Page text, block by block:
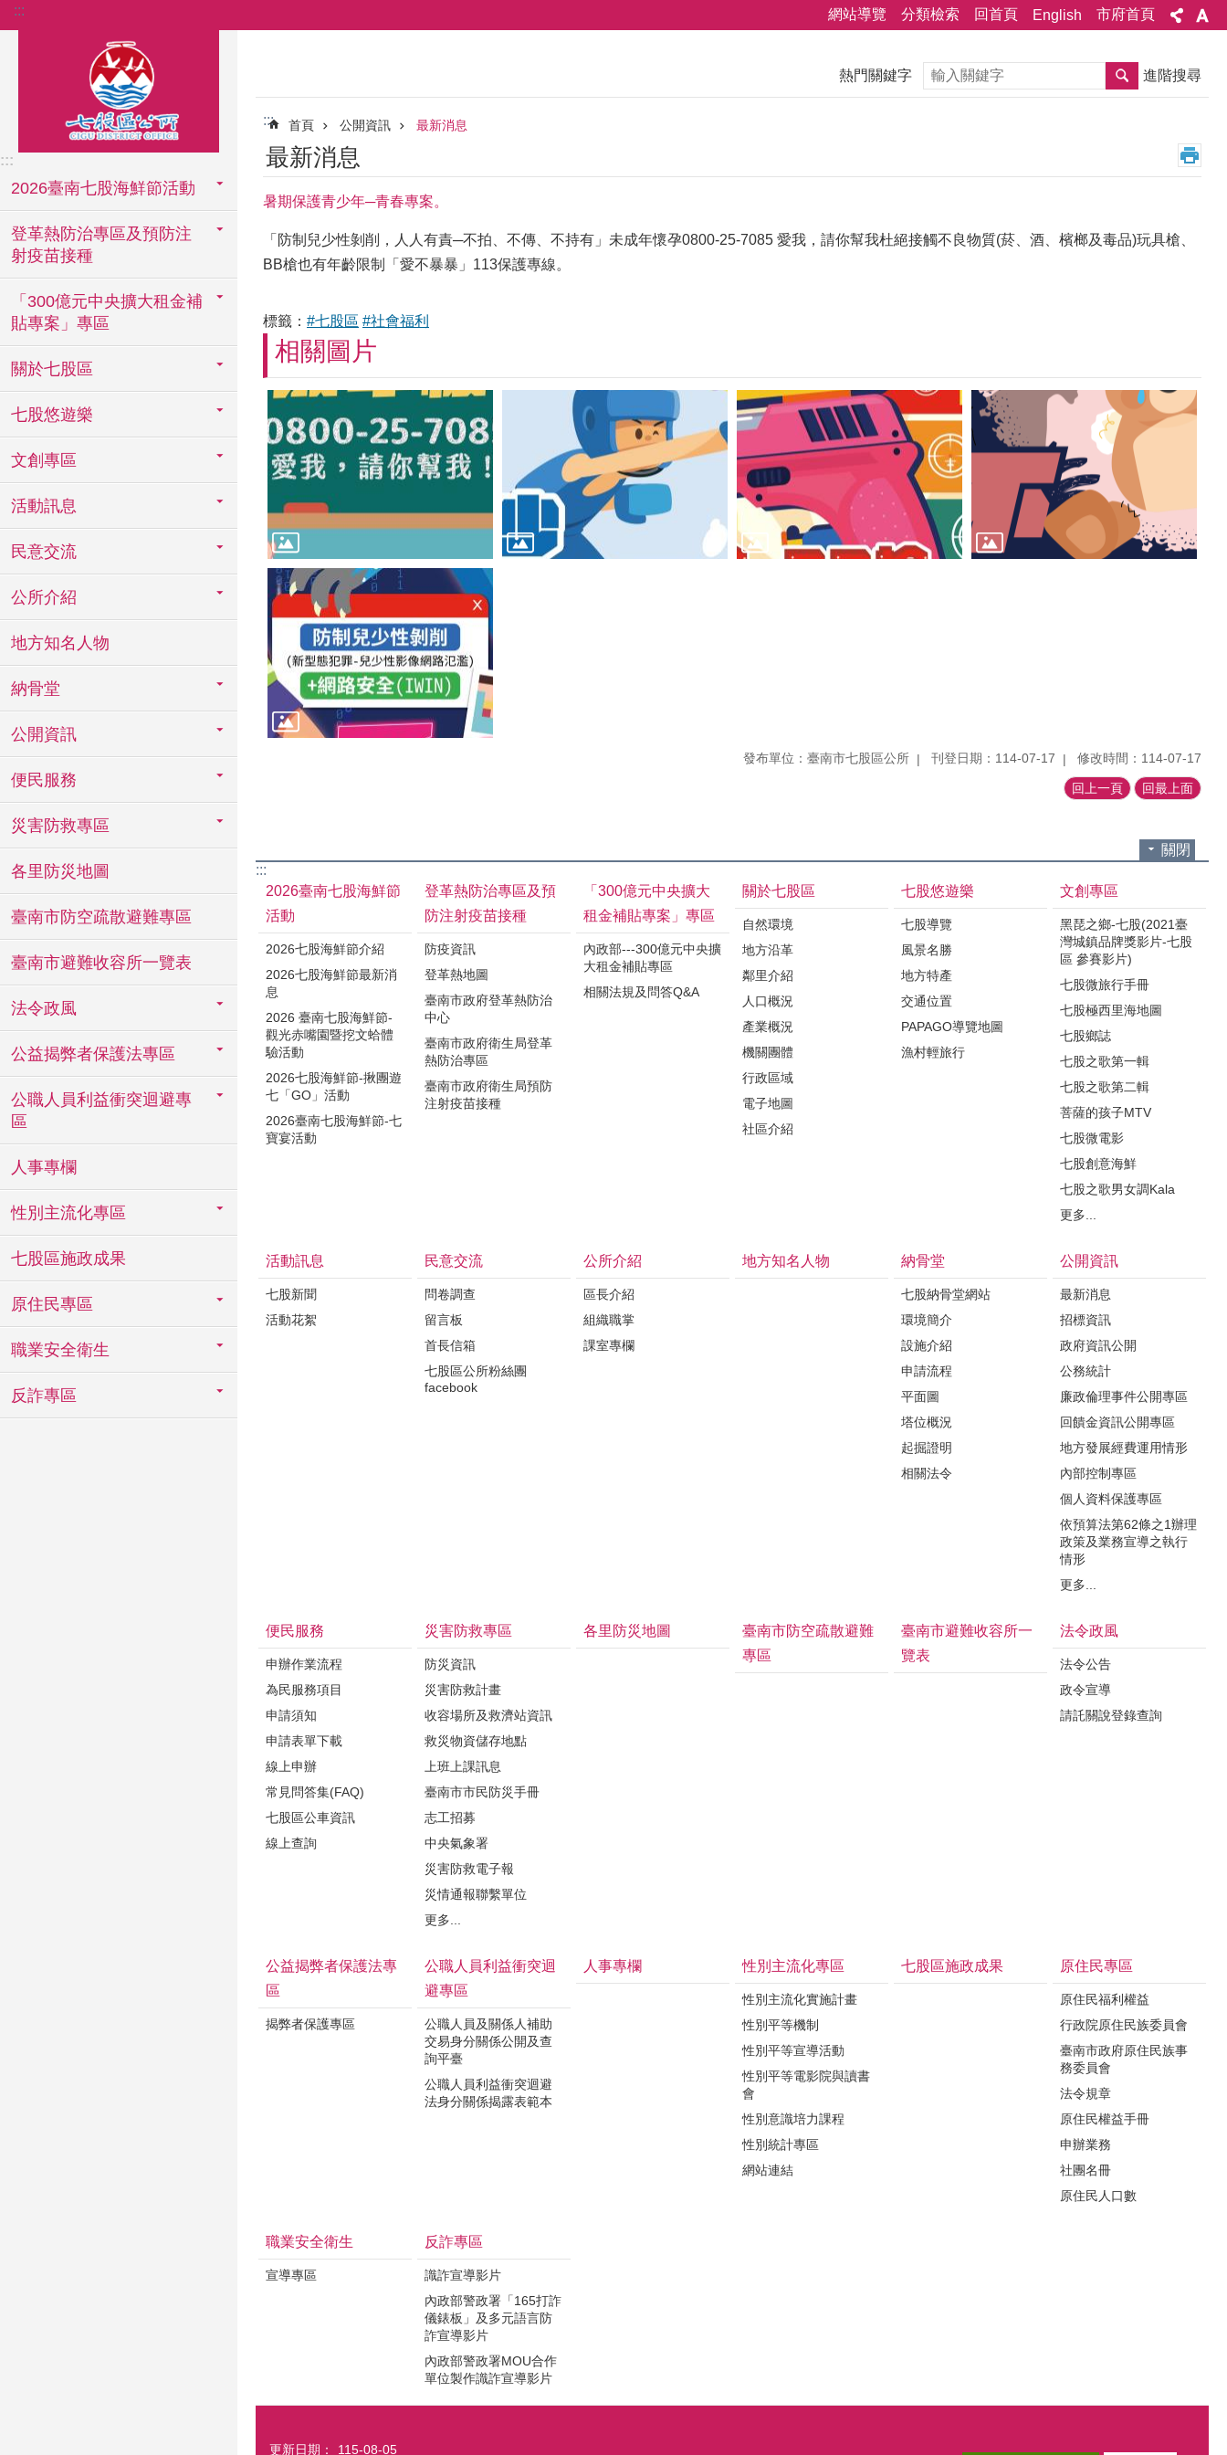
跳到主要內容區塊
::: 網站導覽 分類檢索 回首頁 English 市府首頁
:::
2026臺南七股海鮮節活動
登革熱防治專區及預防注
射疫苗接種
「300億元中央擴大租金補
貼專案」專區
關於七股區
七股悠遊樂
文創專區
活動訊息
民意交流
公所介紹
地方知名人物
納骨堂
公開資訊
便民服務
災害防救專區
各里防災地圖
臺南市防空疏散避難專區
臺南市避難收容所一覽表
法令政風
公益揭弊者保護法專區
公職人員利益衝突迴避專
區
人事專欄
性別主流化專區
七股區施政成果
原住民專區
職業安全衛生
反詐專區
熱門關鍵字 搜尋 進階搜尋
::: 首頁 公開資訊 最新消息
最新消息
暑期保護青少年─青春專案。
「防制兒少性剝削，人人有責─不拍、不傳、不持有」未成年懷孕0800-25-7085 愛我，請你幫我杜絕接觸不良物質(菸、酒、檳榔及毒品)玩具槍、
BB槍也有年齡限制「愛不暴暴」113保護專線。
標籤： #七股區 #社會福利
相關圖片
發布單位：臺南市七股區公所 刊登日期：114-07-17 修改時間：114-07-17
回上一頁 回最上面
關閉
:::
2026臺南七股海鮮節
活動
2026七股海鮮節介紹
2026七股海鮮節最新消
息
2026 臺南七股海鮮節-
觀光赤嘴園暨挖文蛤體
驗活動
2026七股海鮮節-揪團遊
七「GO」活動
2026臺南七股海鮮節-七
寶宴活動
登革熱防治專區及預
防注射疫苗接種
防疫資訊
登革熱地圖
臺南市政府登革熱防治
中心
臺南市政府衛生局登革
熱防治專區
臺南市政府衛生局預防
注射疫苗接種
「300億元中央擴大
租金補貼專案」專區
內政部---300億元中央擴
大租金補貼專區
相關法規及問答Q&A
關於七股區
自然環境
地方沿革
鄰里介紹
人口概況
產業概況
機關團體
行政區域
電子地圖
社區介紹
七股悠遊樂
七股導覽
風景名勝
地方特產
交通位置
PAPAGO導覽地圖
漁村輕旅行
文創專區
黑琵之鄉-七股(2021臺
灣城鎮品牌獎影片-七股
區 參賽影片)
七股微旅行手冊
七股極西里海地圖
七股鄉誌
七股之歌第一輯
七股之歌第二輯
菩薩的孩子MTV
七股微電影
七股創意海鮮
七股之歌男女調Kala
更多...
活動訊息
七股新聞
活動花絮
民意交流
問卷調查
留言板
首長信箱
七股區公所粉絲團
facebook
公所介紹
區長介紹
組織職掌
課室專欄
地方知名人物 納骨堂
七股納骨堂網站
環境簡介
設施介紹
申請流程
平面圖
塔位概況
起掘證明
相關法令
公開資訊
最新消息
招標資訊
政府資訊公開
公務統計
廉政倫理事件公開專區
回饋金資訊公開專區
地方發展經費運用情形
內部控制專區
個人資料保護專區
依預算法第62條之1辦理
政策及業務宣導之執行
情形
更多...
便民服務
申辦作業流程
為民服務項目
申請須知
申請表單下載
線上申辦
常見問答集(FAQ)
七股區公車資訊
線上查詢
災害防救專區
防災資訊
災害防救計畫
收容場所及救濟站資訊
救災物資儲存地點
上班上課訊息
臺南市市民防災手冊
志工招募
中央氣象署
災害防救電子報
災情通報聯繫單位
更多...
各里防災地圖
臺南市防空疏散避難
專區
臺南市避難收容所一
覽表
法令政風
法令公告
政令宣導
請託關說登錄查詢
公益揭弊者保護法專
區
揭弊者保護專區
公職人員利益衝突迴
避專區
公職人員及關係人補助
交易身分關係公開及查
詢平臺
公職人員利益衝突迴避
法身分關係揭露表範本
人事專欄 性別主流化專區
性別主流化實施計畫
性別平等機制
性別平等宣導活動
性別平等電影院與讀書
會
性別意識培力課程
性別統計專區
網站連結
七股區施政成果 原住民專區
原住民福利權益
行政院原住民族委員會
臺南市政府原住民族事
務委員會
法令規章
原住民權益手冊
申辦業務
社團名冊
原住民人口數
職業安全衛生
宣導專區
反詐專區
識詐宣導影片
內政部警政署「165打詐
儀錶板」及多元語言防
詐宣導影片
內政部警政署MOU合作
單位製作識詐宣導影片
更新日期： 115-08-05